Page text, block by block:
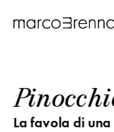
La favola di